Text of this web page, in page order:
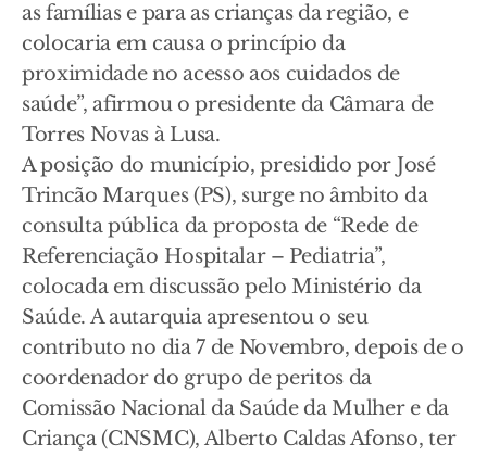
as famílias e para as crianças da região, e
colocaria em causa o princípio da
proximidade no acesso aos cuidados de
saúde”, afirmou o presidente da Câmara de
Torres Novas à Lusa.
A posição do município, presidido por José
Trincão Marques (PS), surge no âmbito da
consulta pública da proposta de “Rede de
Referenciação Hospitalar – Pediatria”,
colocada em discussão pelo Ministério da
Saúde. A autarquia apresentou o seu
contributo no dia 7 de Novembro, depois de o
coordenador do grupo de peritos da
Comissão Nacional da Saúde da Mulher e da
Criança (CNSMC), Alberto Caldas Afonso, ter